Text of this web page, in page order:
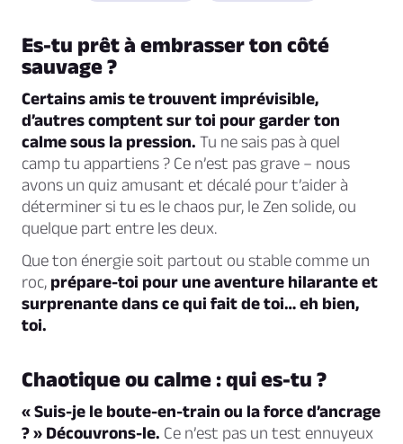
Es-tu prêt à embrasser ton côté
sauvage ?
Certains amis te trouvent imprévisible,
d’autres comptent sur toi pour garder ton
calme sous la pression. Tu ne sais pas à quel
camp tu appartiens ? Ce n’est pas grave – nous
avons un quiz amusant et décalé pour t’aider à
déterminer si tu es le chaos pur, le Zen solide, ou
quelque part entre les deux.
Que ton énergie soit partout ou stable comme un
roc, prépare-toi pour une aventure hilarante et
surprenante dans ce qui fait de toi… eh bien,
toi.
Chaotique ou calme : qui es-tu ?
« Suis-je le boute-en-train ou la force d’ancrage
? » Découvrons-le. Ce n’est pas un test ennuyeux